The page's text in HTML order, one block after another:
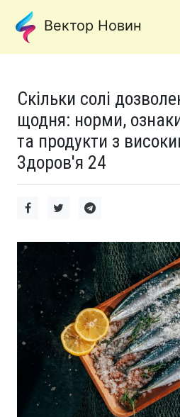
Вектор Новин
Скільки солі
щодня: норми,
та продукти з
Здоров'я 24